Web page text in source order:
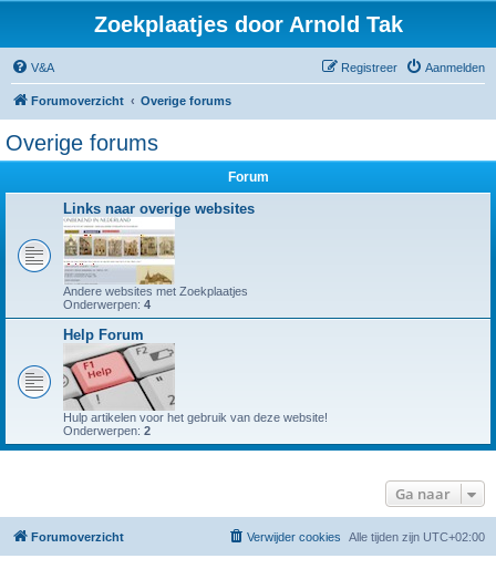
Zoekplaatjes door Arnold Tak
V&A Aanmelden
Registreer
Forumoverzicht Overige forums
Overige forums
Forum
Links naar overige websites
Andere websites met Zoekplaatjes
Onderwerpen: 4
Help Forum
Hulp artikelen voor het gebruik van deze website!
Onderwerpen: 2
Ga naar
Forumoverzicht Alle tijden zijn UTC+02:00
Verwijder cookies